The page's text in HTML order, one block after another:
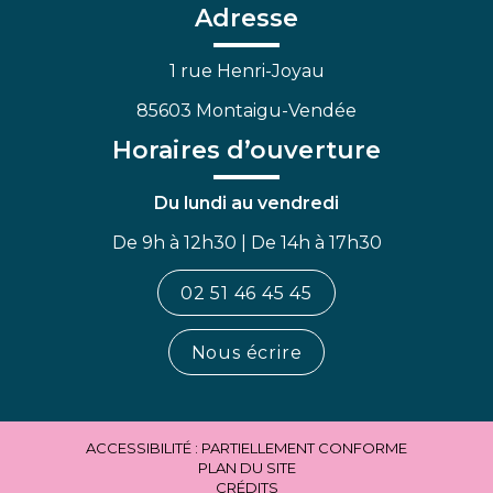
FacebookLinkedin
Adresse
1 rue Henri-Joyau
85603 Montaigu-Vendée
Horaires d’ouverture
Du lundi au vendredi
De 9h à 12h30 | De 14h à 17h30
02 51 46 45 45
Nous écrire
ACCESSIBILITÉ : PARTIELLEMENT CONFORME
PLAN DU SITE
CRÉDITS